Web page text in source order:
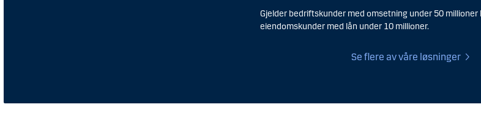
Gjelder bedriftskunder med omsetning under 50 millioner
eiendomskunder med lån under 10 millioner.
Se flere av våre løsninger